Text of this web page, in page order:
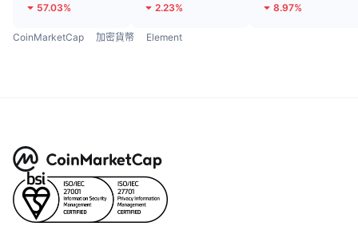
57.03% 2.23% 8.97%
CoinMarketCap 加密貨幣 Element